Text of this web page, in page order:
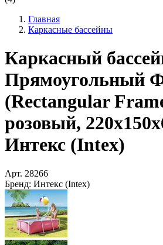
Главная
Каркасные бассейны
Каркасный
Прямоугольный
(Rectangular
розовый,
Интекс (Intex)
Арт. 28266
Бренд: Интекс (Intex)